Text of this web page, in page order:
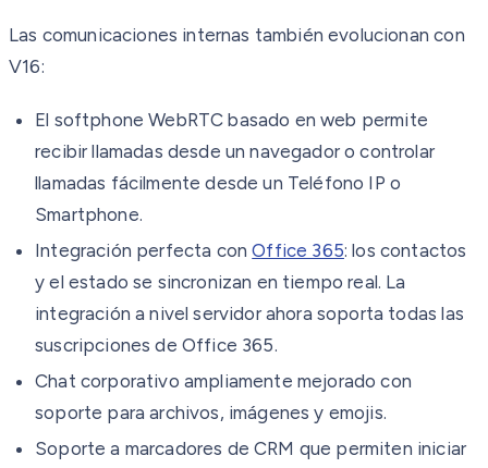
Las comunicaciones internas también evolucionan con
V16:
El softphone WebRTC basado en web permite
recibir llamadas desde un navegador o controlar
llamadas fácilmente desde un Teléfono IP o
Smartphone.
Integración perfecta conOffice 365: los contactos
y el estado se sincronizan en tiempo real. La
integración a nivel servidor ahora soporta todas las
suscripciones de Office 365.
Chat corporativo ampliamente mejorado con
soporte para archivos, imágenes y emojis.
Soporte a marcadores de CRM que permiten iniciar